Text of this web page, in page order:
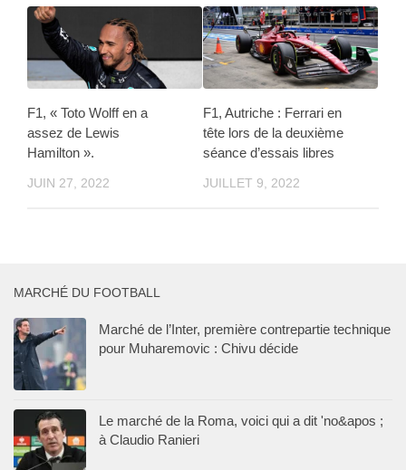
F1, « Toto Wolff en a
assez de Lewis
Hamilton ».
JUIN 27, 2022
F1, Autriche : Ferrari en
tête lors de la deuxième
séance d’essais libres
JUILLET 9, 2022
MARCHÉ DU FOOTBALL
Marché de l’Inter, première contrepartie technique
pour Muharemovic : Chivu décide
Le marché de la Roma, voici qui a dit 'no&apos ;
à Claudio Ranieri